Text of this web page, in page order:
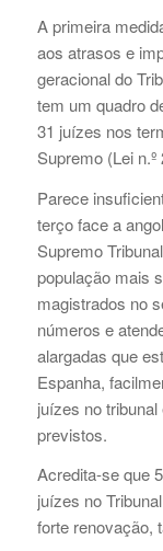
A primeira
aos atrasos e
geracional do
tem um quadro
31 juízes nos
Supremo (Lei
Parece
terço face a
Supremo
população mais
magistrados no
números e
alargadas que
Espanha,
juízes no
previstos.
Acredita-se que
juízes no
forte renovação,